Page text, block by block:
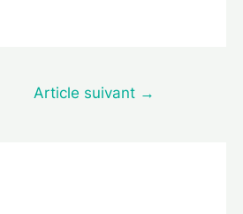
Article suivant →